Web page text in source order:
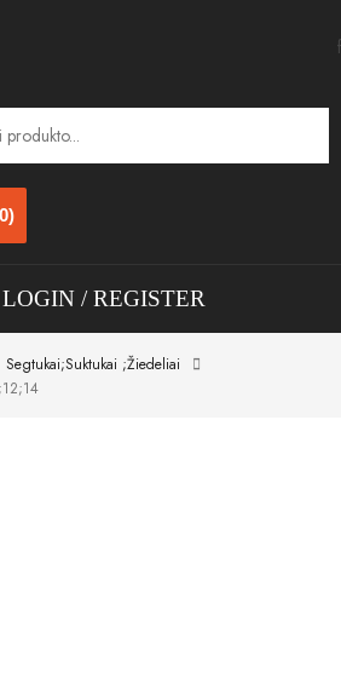
LOGIN REGISTER
Segtukai;suktukai ;žiedeliai